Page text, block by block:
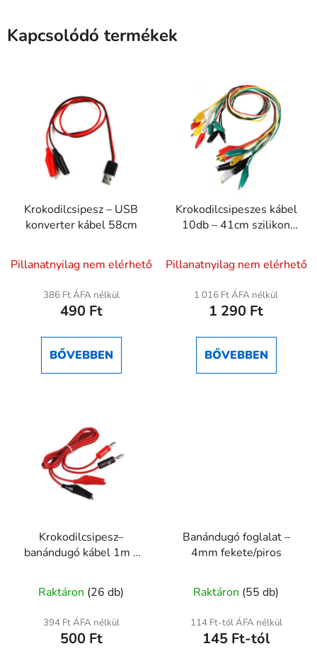
Kapcsolódó termékek
Krokodilcsipesz – USB
konverter kábel 58cm
termék
átlagos
értékelése
ből
Pillanatnyilag nem elérhető
386 Ft ÁFA nélkül
490 Ft
BŐVEBBEN
Krokodilcsipeszes kábel
10db – 41cm szilikon
termék
átlagos
értékelése
ből
Pillanatnyilag nem elérhető
1 016 Ft ÁFA nélkül
1 290 Ft
BŐVEBBEN
Krokodilcsipesz–
banándugó kábel 1m –
Raktáron (26 db)
394 Ft ÁFA nélkül
500 Ft
Banándugó foglalat –
4mm fekete/piros
Raktáron (55 db)
114 Ft-tól ÁFA nélkül
145 Ft-tól